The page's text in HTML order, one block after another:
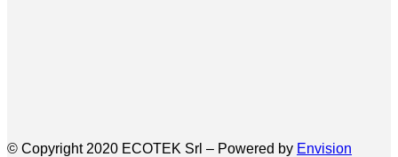
© Copyright 2020 ECOTEK Srl – Powered by Envision